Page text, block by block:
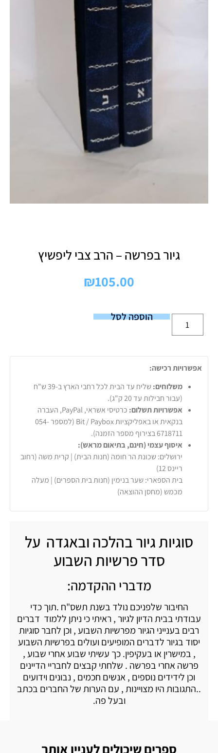
גיור בפרשה – הרב צבי ליפשיץ
₪105.00
הוספה לסל
אפשרויות רכישה:
משלוחים:
שליח עד הבית לכל רחבי הארץ ב-39 ש"ח
(עבור חבילות עד 20 ק"ג).
אפשרויות תשלום:
כרטיסי אשראי, PayPal, העברה
בנקאית או באפליקציות Bit / Paybox (למספר 054-
6718711 בצירוף מספר הזמנה).
איסוף עצמי (חינם, בתיאום מראש):
ירושלים: שכונת הר חומה (חנות הבית) | קרית משה (רחוב
ריינס 12)
בית הספארי: שער בנימין (חנות בית הספרים) | מעלה
מכמש (מחסן ההוצאה)
סוגיות גיור בהלכה ובאגדה על
סדר פרשיות השבוע
מדברי ההקדמה:
החיבור שלפניכם נולד בשנת תשס"ח .תוך כדי
עבודתי בבית הדיון לגיור , ראיתי כי ניתן ללמוד דברים
רבים בענייני הגיור מפרשיות השבוע , וכן לחבר סוגיות
יסוד בגיור לדברים המופיעים ועולים בפרשיות השבוע
, במישרין או בעקיפין. כך עשיתי שבוע אחרי שבוע ,
פרשה אחרי בפרשה . שלחתי קבצים לחבריי הדיינים
וכן לידידים נוספים , אנשים חכמים , נבונים וידועים
..התגובות היו מצויינות , עם הערות של החברים בכתב
ובעל פה.
ספרים שיכולים לעניין אותך